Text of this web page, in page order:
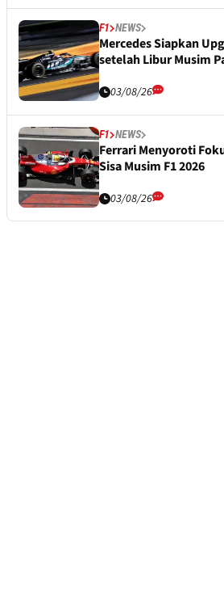
F1 NEWS
Mercedes Siapkan
setelah Libur Musim
03/08/26
F1 NEWS
Ferrari Menyoroti
Sisa Musim F1 2026
03/08/26